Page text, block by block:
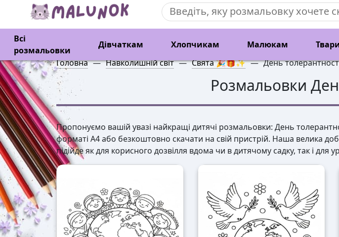
Всі
розмальовки
Дівчаткам Хлопчикам Малюкам
Головна — Навколишній світ — Свята 🎉🎁✨ — День
Розмальовки
Пропонуємо вашій увазі найкращі дитячі розмальовки: День
форматі А4 або безкоштовно скачати на свій пристрій. Наша велика
підійде як для корисного дозвілля вдома чи в дитячому садку, так і